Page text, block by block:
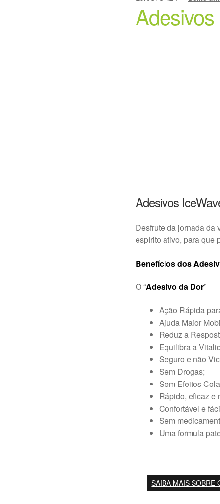
Adesivos
Desfrute da jornada da
espírito ativo, para que
Benefícios dos
O “Adesivo da Dor”
Ação Rápida
Ajuda Maior
Reduz a
Equilibra a
Seguro e não
Sem Drogas;
Sem Efeitos
Rápido, eficaz e
Confortável e
Sem
Uma formula
SAIBA MAIS SOBRE